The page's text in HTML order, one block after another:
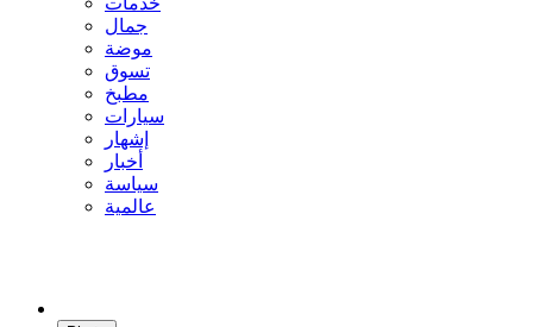
جمال
موضة
تسوق
مطبخ
سيارات
إشهار
أخبار
سياسة
عالمية